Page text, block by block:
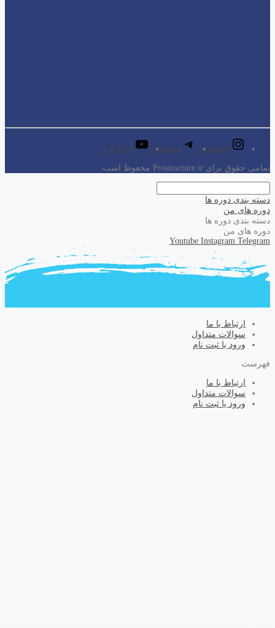
Instagram
Telegram
YouTube
تمامی حقوق برای Prostructure.ir محفوظ است.
دسته بندی دوره ها
دوره های من
دسته بندی دوره ها
دوره های من
Youtube Instagram Telegram
ارتباط با ما
سوالات متداول
ورود یا ثبت نام
فهرست
ارتباط با ما
سوالات متداول
ورود یا ثبت نام